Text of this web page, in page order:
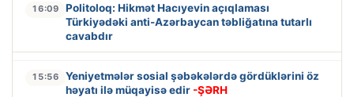
16:09
Politoloq: Hikmət Hacıyevin açıqlaması
Türkiyədəki anti-Azərbaycan təbliğatına tutarlı
cavabdır
15:56
Yeniyetmələr sosial şəbəkələrdə gördüklərini öz
həyatı ilə müqayisə edir -ŞƏRH